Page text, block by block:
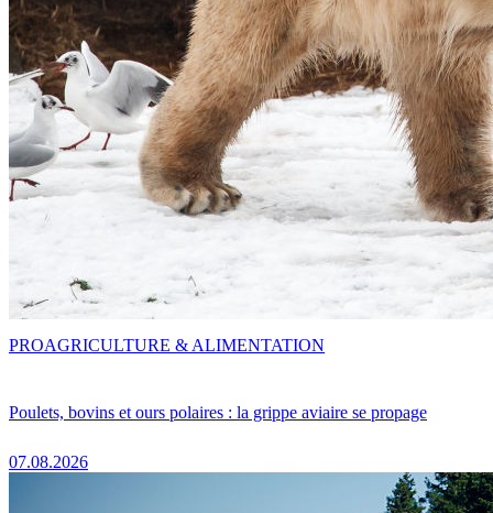
Poulets, bovins et ours polaires : la grippe aviaire se propage
07.08.2026
PROAGRICULTURE & ALIMENTATION